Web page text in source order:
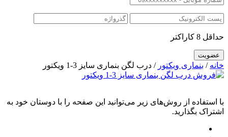
حداقل 8 کاراکتر
خانه / بنماری ویکتور / درب لگن بنماری سایز 3-1 ویکتور
با استفاده از روش‌های زیر می‌توانید این صفحه را با دوستان خود به
اشتراک بگذارید.